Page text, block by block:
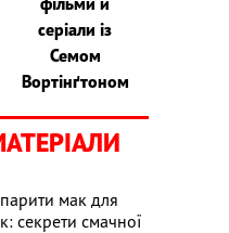
серіали із
Семом
Вортінґтоном
мак для
секрети смачної